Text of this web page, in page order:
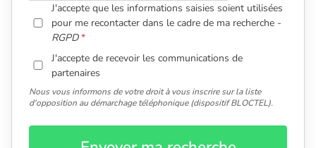
J'accepte que les informations saisies soient utilisées
pour me recontacter dans le cadre de ma recherche -
RGPD
J'accepte de recevoir les communications de
partenaires
Nous vous informons de votre droit à vous inscrire sur la liste
d'opposition au démarchage téléphonique (dispositif BLOCTEL).